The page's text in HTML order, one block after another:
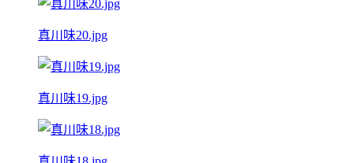
真川味20.jpg
真川味19.jpg